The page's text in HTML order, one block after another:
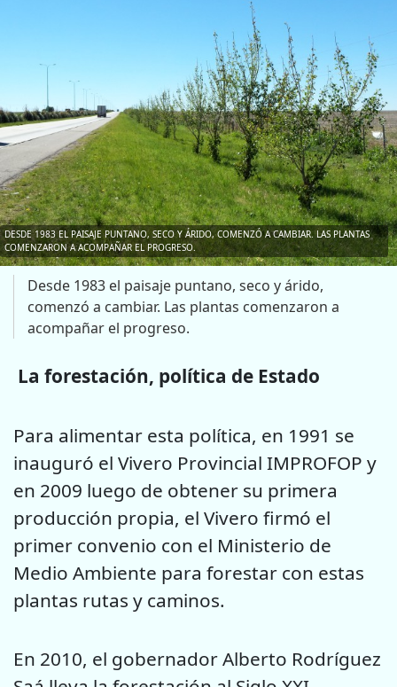
DESDE 1983 EL PAISAJE PUNTANO, SECO Y ÁRIDO, COMENZÓ A CAMBIAR. LAS PLANTAS
COMENZARON A ACOMPAÑAR EL PROGRESO.
Desde 1983 el paisaje puntano, seco y árido,
comenzó a cambiar. Las plantas comenzaron a
acompañar el progreso.
La forestación, política de Estado
Para alimentar esta política, en 1991 se
inauguró el Vivero Provincial IMPROFOP y
en 2009 luego de obtener su primera
producción propia, el Vivero firmó el
primer convenio con el Ministerio de
Medio Ambiente para forestar con estas
plantas rutas y caminos.
En 2010, el gobernador Alberto Rodríguez